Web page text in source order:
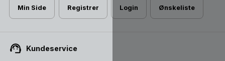
Min Side Registrer Login Ønskeliste
Kundeservice